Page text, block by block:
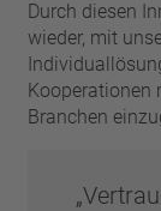
CQC
CMJ
Durch diesen
wieder, mit
Kooperationen
Branchen